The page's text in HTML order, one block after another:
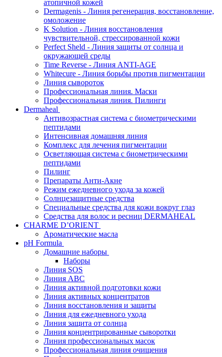
атопичной кожей
Dermagenis - Линия регенерация, восстановление,
омоложение
K Solution - Линия восстановления
чувствительной, стрессированной кожи
Perfect Sheld - Линия защиты от солнца и
окружающей среды
Time Reverse - Линия ANTI-AGE
Whitecure - Линия борьбы против пигментации
Линия сывороток
Профессиональная линия. Маски
Профессиональная линия. Пилинги
Dermaheal
Антивозрастная система с биометрическими
пептидами
Интенсивная домашняя линия
Комплекс для лечения пигментации
Осветляющая система с биометрическими
пептидами
Пилинг
Препараты Анти-Акне
Режим ежедневного ухода за кожей
Солнцезащитные средства
Специальные средства для кожи вокруг глаз
Средства для волос и ресниц DERMAHEAL
CHARME D’ORIENT
Ароматические масла
pH Formula
Домашние наборы
Наборы
Линия SOS
Линия АВС
Линия активной подготовки кожи
Линия активных концентратов
Линия восстановления и защиты
Линия для ежедневного ухода
Линия защита от солнца
Линия концентрированные сыворотки
Линия профессиональных масок
Профессиональная линия очищения